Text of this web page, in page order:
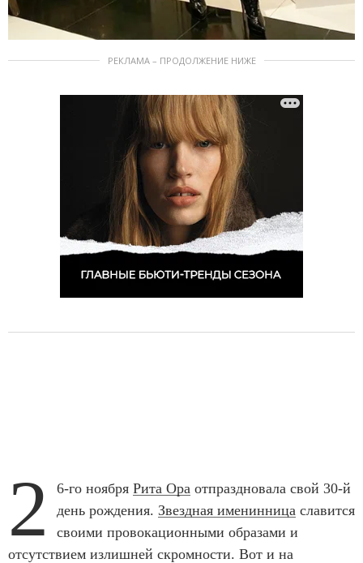
РЕКЛАМА – ПРОДОЛЖЕНИЕ НИЖЕ
2 6-го ноября Рита Ора отпраздновала свой 30-й
день рождения. Звездная именинница славится
своими провокационными образами и
отсутствием излишней скромности. Вот и на